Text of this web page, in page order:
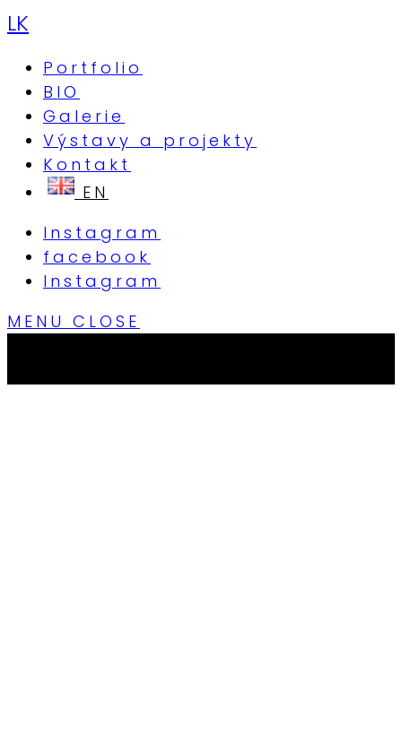
LK
Portfolio
BIO
Galerie
Výstavy a projekty
Kontakt
Instagram
facebook
Instagram
MENU CLOSE